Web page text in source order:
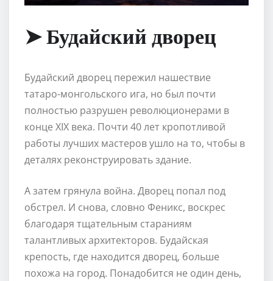
➤ Будайский дворец
Будайский дворец пережил нашествие
татаро-монгольского ига, но был почти
полностью разрушен революционерами в
конце XIX века. Почти 40 лет кропотливой
работы лучших мастеров ушло на то, чтобы в
деталях реконструировать здание.
А затем грянула война. Дворец попал под
обстрел. И снова, словно Феникс, воскрес
благодаря тщательным стараниям
талантливых архитекторов. Будайская
крепость, где находится дворец, больше
похожа на город. Понадобится не один день,